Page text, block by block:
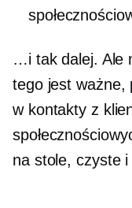
…i tak dalej. Ale
tego jest ważne,
w kontakty z
na stole, czyste i